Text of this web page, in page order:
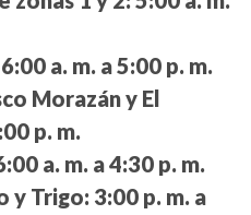
6:00 a. m. a 5:00 p. m.
Morazán y El
p. m.
a. m. a 4:30 p. m.
y Trigo: 3:00 p. m. a